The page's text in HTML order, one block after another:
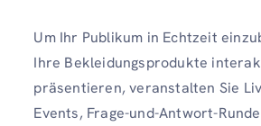
Um Ihr Publikum in Echtzeit
Ihre Bekleidungsprodukte
präsentieren, veranstalten Sie
Events, Frage-und-Antwort-